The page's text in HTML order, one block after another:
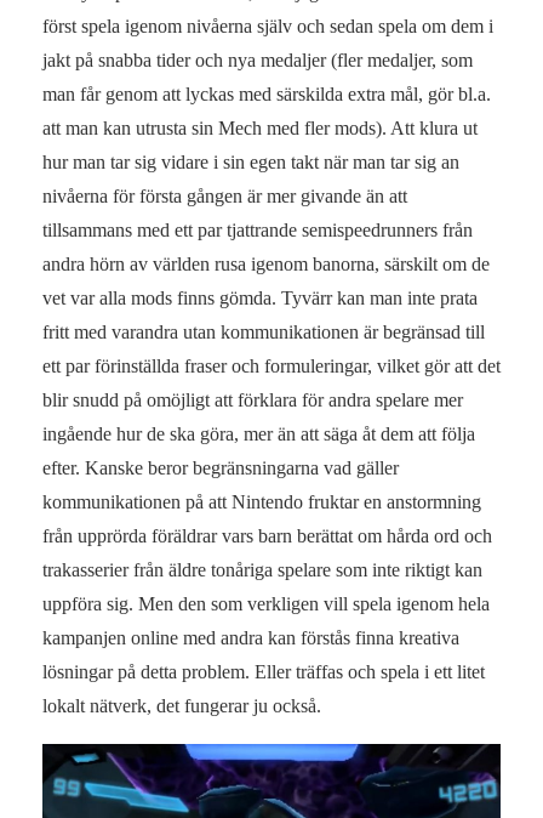
först spela igenom nivåerna själv och sedan spela om dem i
jakt på snabba tider och nya medaljer (fler medaljer, som
man får genom att lyckas med särskilda extra mål, gör bl.a.
att man kan utrusta sin Mech med fler mods). Att klura ut
hur man tar sig vidare i sin egen takt när man tar sig an
nivåerna för första gången är mer givande än att
tillsammans med ett par tjattrande semispeedrunners från
andra hörn av världen rusa igenom banorna, särskilt om de
vet var alla mods finns gömda. Tyvärr kan man inte prata
fritt med varandra utan kommunikationen är begränsad till
ett par förinställda fraser och formuleringar, vilket gör att det
blir snudd på omöjligt att förklara för andra spelare mer
ingående hur de ska göra, mer än att säga åt dem att följa
efter. Kanske beror begränsningarna vad gäller
kommunikationen på att Nintendo fruktar en anstormning
från upprörda föräldrar vars barn berättat om hårda ord och
trakasserier från äldre tonåriga spelare som inte riktigt kan
uppföra sig. Men den som verkligen vill spela igenom hela
kampanjen online med andra kan förstås finna kreativa
lösningar på detta problem. Eller träffas och spela i ett litet
lokalt nätverk, det fungerar ju också.